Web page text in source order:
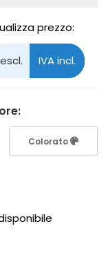
prezzo:
Colorato